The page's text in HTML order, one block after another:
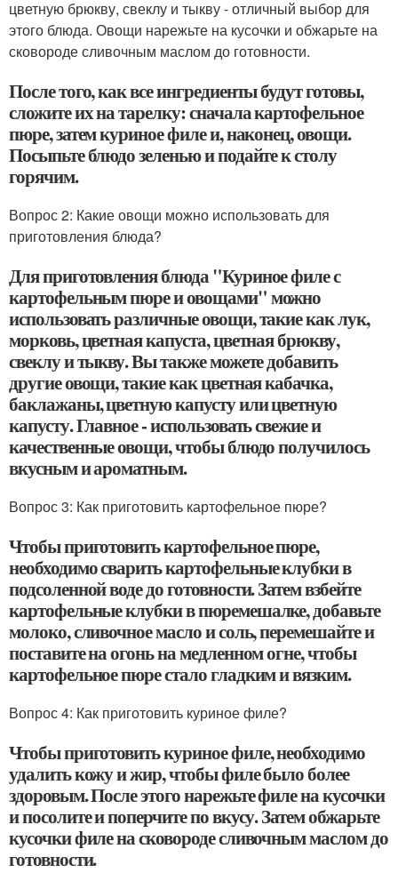
цветную брюкву, свеклу и тыкву - отличный выбор для
этого блюда. Овощи нарежьте на кусочки и обжарьте на
сковороде сливочным маслом до готовности.
После того, как все ингредиенты будут готовы,
сложите их на тарелку: сначала картофельное
пюре, затем куриное филе и, наконец, овощи.
Посыпьте блюдо зеленью и подайте к столу
горячим.
Вопрос 2: Какие овощи можно использовать для
приготовления блюда?
Для приготовления блюда "Куриное филе с
картофельным пюре и овощами" можно
использовать различные овощи, такие как лук,
морковь, цветная капуста, цветная брюкву,
свеклу и тыкву. Вы также можете добавить
другие овощи, такие как цветная кабачка,
баклажаны, цветную капусту или цветную
капусту. Главное - использовать свежие и
качественные овощи, чтобы блюдо получилось
вкусным и ароматным.
Вопрос 3: Как приготовить картофельное пюре?
Чтобы приготовить картофельное пюре,
необходимо сварить картофельные клубки в
подсоленной воде до готовности. Затем взбейте
картофельные клубки в пюремешалке, добавьте
молоко, сливочное масло и соль, перемешайте и
поставите на огонь на медленном огне, чтобы
картофельное пюре стало гладким и вязким.
Вопрос 4: Как приготовить куриное филе?
Чтобы приготовить куриное филе, необходимо
удалить кожу и жир, чтобы филе было более
здоровым. После этого нарежьте филе на кусочки
и посолите и поперчите по вкусу. Затем обжарьте
кусочки филе на сковороде сливочным маслом до
готовности.